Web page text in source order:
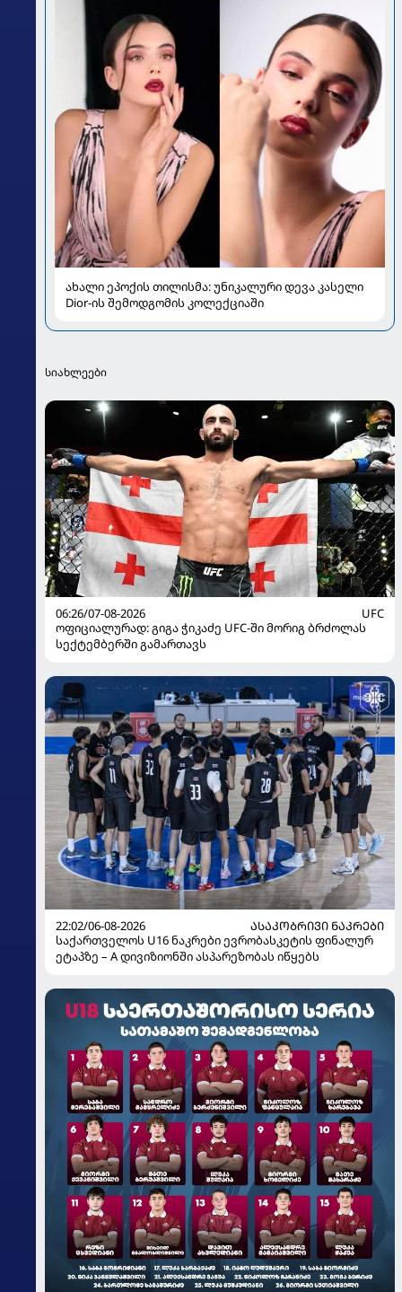
ახალი ეპოქის თილისმა: უნიკალური დევა კასელი
Dior-ის შემოდგომის კოლექციაში
სიახლეები
06:26/07-08-2026
UFC
ოფიციალურად: გიგა ჭიკაძე UFC-ში მორიგ ბრძოლას
სექტემბერში გამართავს
22:02/06-08-2026
ᲐᲡᲐᲙᲝᲑᲠᲘᲕᲘ ᲜᲐᲙᲠᲔᲑᲘ
საქართველოს U16 ნაკრები ევრობასკეტის ფინალურ
ეტაპზე – A დივიზიონში ასპარეზობას იწყებს